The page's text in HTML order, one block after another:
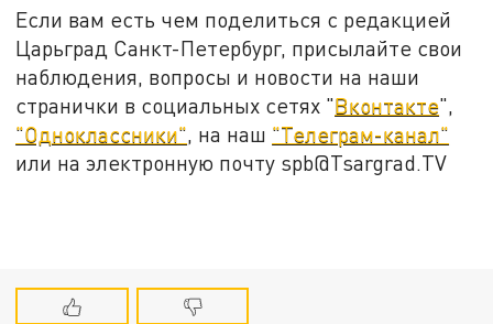
Если вам есть чем поделиться с редакцией
Царьград Санкт-Петербург, присылайте свои
наблюдения, вопросы и новости на наши
странички в социальных сетях "Вконтакте",
"Одноклассники", на наш "Телеграм-канал"
или на электронную почту spb@Tsargrad.TV